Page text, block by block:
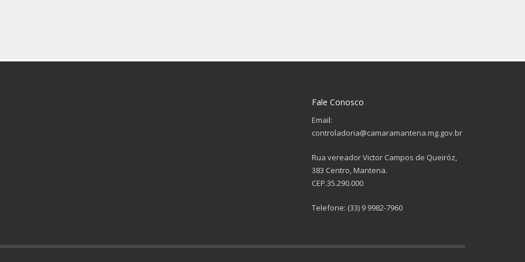
Fale Conosco
Email:
controladoria@camaramantena.mg.gov.br
Rua vereador Victor Campos de Queiróz,
383 Centro, Mantena.
CEP.35.290.000
Telefone: (33) 9 9982-7960